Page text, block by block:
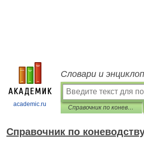
academic.ru
Словари и
Справочник по коневодству
Справочник по